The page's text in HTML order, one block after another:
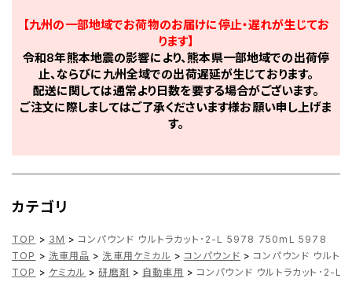
【九州の一部地域でお荷物のお届けに停止・遅れが生じてお
ります】
令和8年熊本地震の影響により、熊本県一部地域での出荷停
止、ならびに九州全域での出荷遅延が生じております。
配送に関しては通常より日数を要する場合がございます。
ご注文に際しましてはご了承くださいます様お願い申し上げま
す。
カテゴリ
TOP > 3M > コンパウンド ウルトラカット･2-L 5978 750mL 5978
TOP > 洗車用品 > 洗車用ケミカル > コンパウンド > コンパウンド ウル
TOP > ケミカル > 研磨剤 > 自動車用 > コンパウンド ウルトラカット･